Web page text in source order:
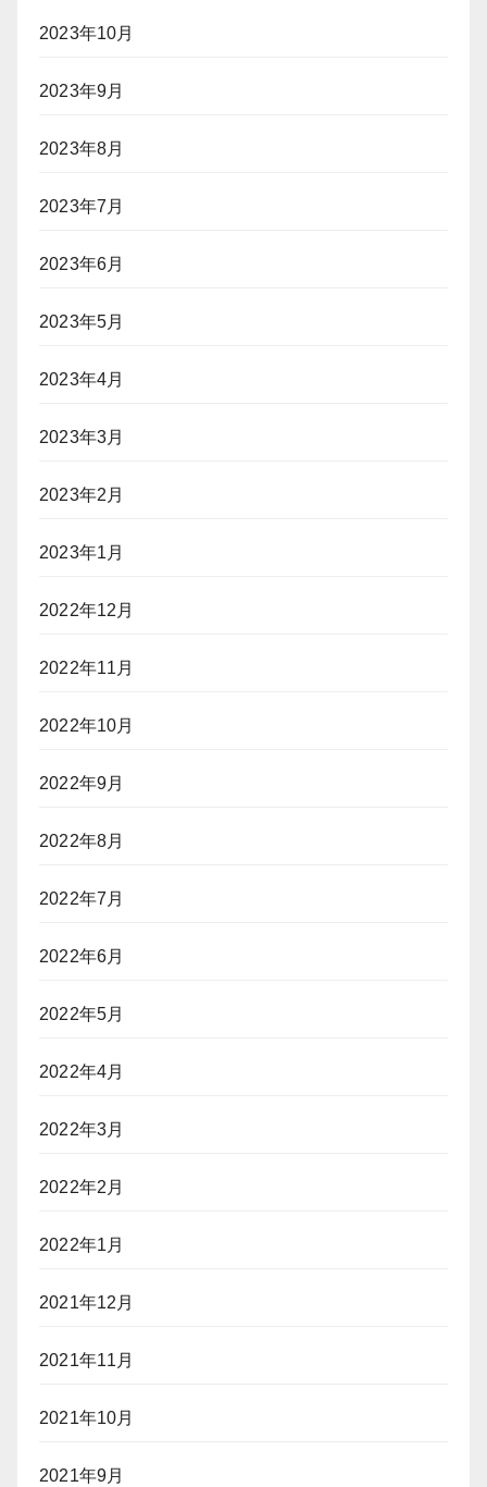
2023年10月
2023年9月
2023年8月
2023年7月
2023年6月
2023年5月
2023年4月
2023年3月
2023年2月
2023年1月
2022年12月
2022年11月
2022年10月
2022年9月
2022年8月
2022年7月
2022年6月
2022年5月
2022年4月
2022年3月
2022年2月
2022年1月
2021年12月
2021年11月
2021年10月
2021年9月